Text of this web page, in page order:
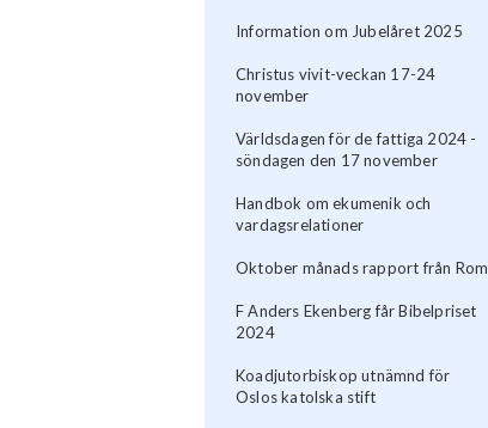
Information om Jubelåret 2025
Christus vivit-veckan 17-24
november
Världsdagen för de fattiga 2024 -
söndagen den 17 november
Handbok om ekumenik och
vardagsrelationer
Oktober månads rapport från Rom
F Anders Ekenberg får Bibelpriset
2024
Koadjutorbiskop utnämnd för
Oslos katolska stift